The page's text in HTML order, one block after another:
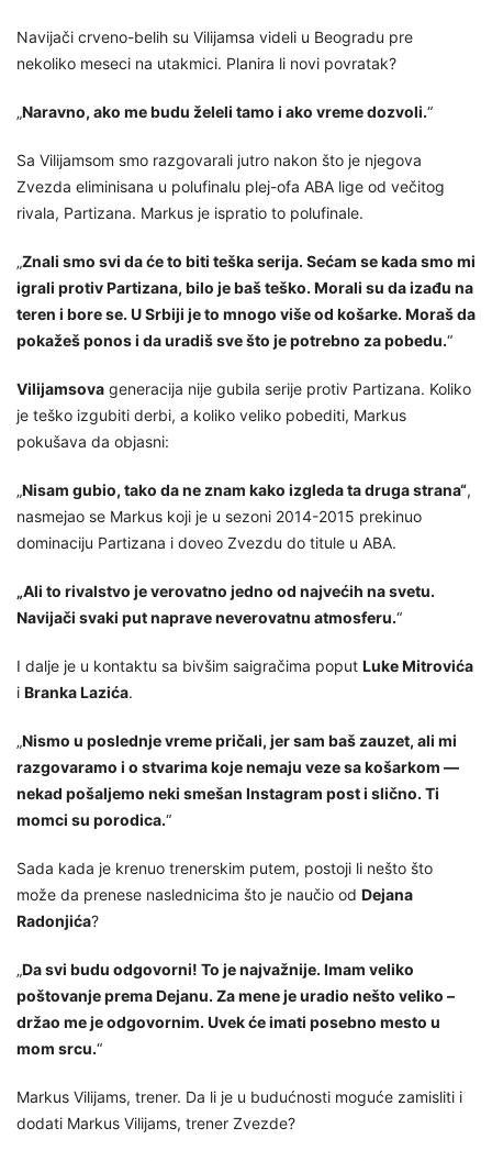
Navijači crveno-belih su Vilijamsa videli u Beogradu pre
nekoliko meseci na utakmici. Planira li novi povratak?
„Naravno, ako me budu želeli tamo i ako vreme dozvoli.“
Sa Vilijamsom smo razgovarali jutro nakon što je njegova
Zvezda eliminisana u polufinalu plej-ofa ABA lige od večitog
rivala, Partizana. Markus je ispratio to polufinale.
„Znali smo svi da će to biti teška serija. Sećam se kada smo mi
igrali protiv Partizana, bilo je baš teško. Morali su da izađu na
teren i bore se. U Srbiji je to mnogo više od košarke. Moraš da
pokažeš ponos i da uradiš sve što je potrebno za pobedu.“
Vilijamsova generacija nije gubila serije protiv Partizana. Koliko
je teško izgubiti derbi, a koliko veliko pobediti, Markus
pokušava da objasni:
„Nisam gubio, tako da ne znam kako izgleda ta druga strana“,
nasmejao se Markus koji je u sezoni 2014-2015 prekinuo
dominaciju Partizana i doveo Zvezdu do titule u ABA.
„Ali to rivalstvo je verovatno jedno od najvećih na svetu.
Navijači svaki put naprave neverovatnu atmosferu.“
I dalje je u kontaktu sa bivšim saigračima poput Luke Mitrovića
i Branka Lazića.
„Nismo u poslednje vreme pričali, jer sam baš zauzet, ali mi
razgovaramo i o stvarima koje nemaju veze sa košarkom —
nekad pošaljemo neki smešan Instagram post i slično. Ti
momci su porodica.“
Sada kada je krenuo trenerskim putem, postoji li nešto što
može da prenese naslednicima što je naučio od Dejana
Radonjića?
„Da svi budu odgovorni! To je najvažnije. Imam veliko
poštovanje prema Dejanu. Za mene je uradio nešto veliko –
držao me je odgovornim. Uvek će imati posebno mesto u
mom srcu.“
Markus Vilijams, trener. Da li je u budućnosti moguće zamisliti i
dodati Markus Vilijams, trener Zvezde?